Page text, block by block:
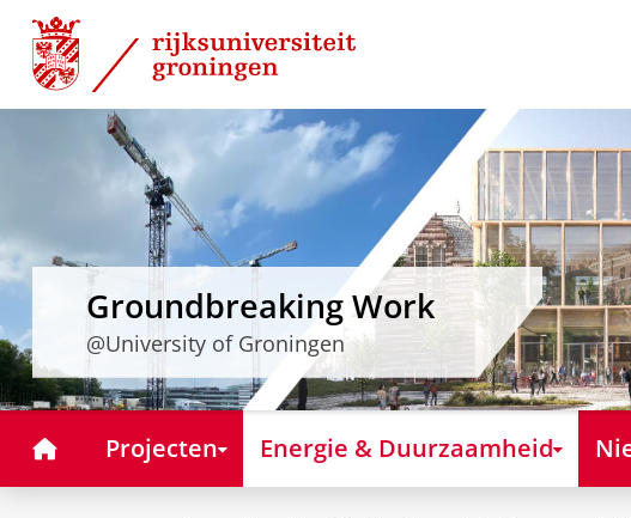
Skip
Content
Skip
Navigation
Groundbreaking Work
@University of Groningen
HomeProjecten Energie & Duurzaamheid